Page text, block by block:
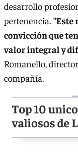
desarrollo
pertenencia. "Este
convicción que
valor integral y
Romanello,
compañía.
Top 10
valiosos de